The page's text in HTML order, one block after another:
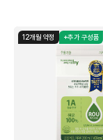
12개월 약정 +추가 구성품